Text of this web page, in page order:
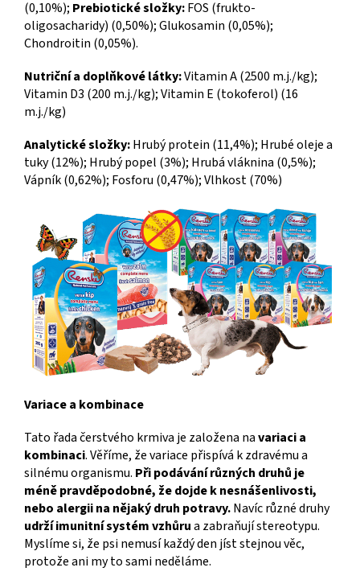
(0,10%); Prebiotické složky:FOS (frukto-
oligosacharidy) (0,50%); Glukosamin (0,05%);
Chondroitin (0,05%).
Nutriční a doplňkové látky:Vitamin A (2500 m.j./kg);
Vitamin D3 (200 m.j./kg); Vitamin E (tokoferol) (16
m.j./kg)
Analytické složky:Hrubý protein (11,4%); Hrubé oleje a
tuky (12%); Hrubý popel (3%); Hrubá vláknina (0,5%);
Vápník (0,62%); Fosforu (0,47%); Vlhkost (70%)
Variace a kombinace
Tato řada čerstvého krmiva je založena navariaci a
kombinaci. Věříme, že variace přispívá k zdravému a
silnému organismu. Při podávání různých druhů je
méně pravděpodobné, že dojde k nesnášenlivosti,
nebo alergii na nějaký druh potravy.Navíc různé druhy
udrží imunitní systém vzhůrua zabraňují stereotypu.
Myslíme si, že psi nemusí každý den jíst stejnou věc,
protože ani my to sami neděláme.